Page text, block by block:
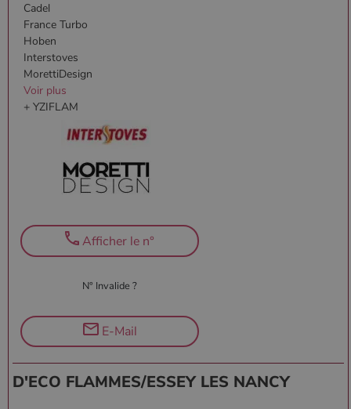
Cadel
France Turbo
Hoben
Interstoves
MorettiDesign
Voir plus
+ YZIFLAM
N° Invalide ?
Afficher le n°
E-Mail
D'ECO FLAMMES/ESSEY LES NANCY